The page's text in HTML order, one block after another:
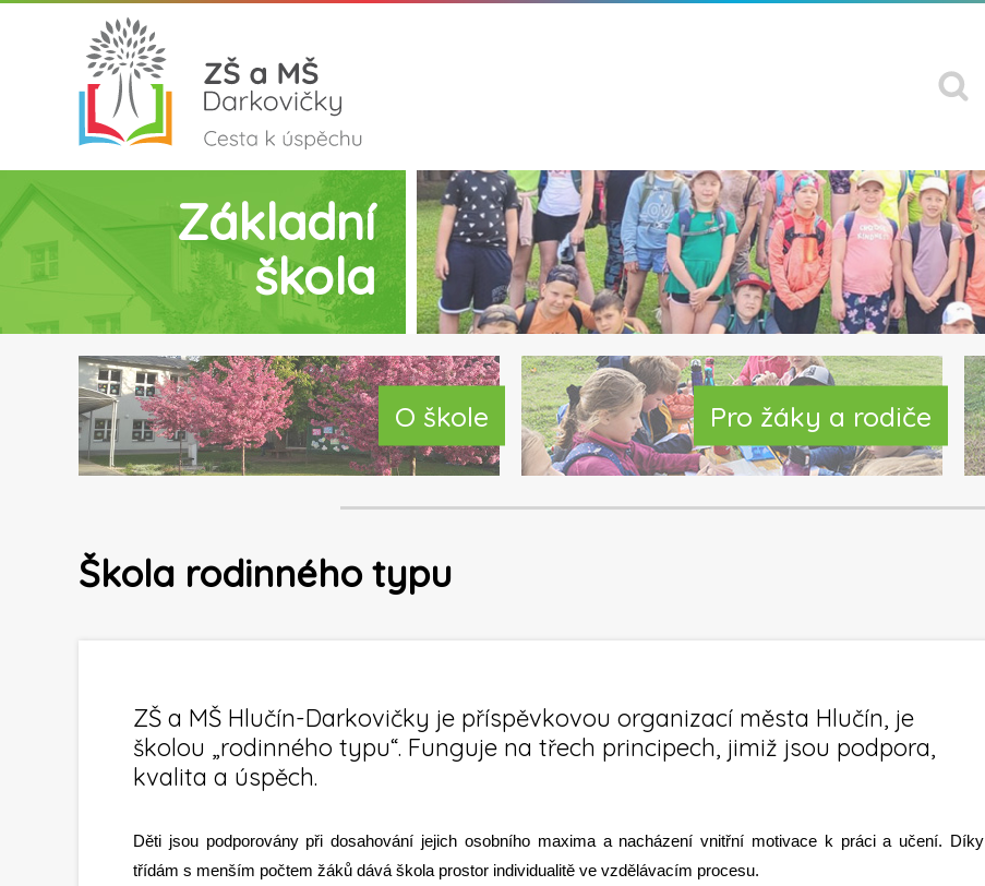
Základní
škola
O škole Pro žáky a rodiče
Škola rodinného typu
ZŠ a MŠ Hlučín-Darkovičky je příspěvkovou organizací města Hlučín, je
školou „rodinného typu“. Funguje na třech principech, jimiž jsou podpora,
kvalita a úspěch.
Děti jsou podporovány při dosahování jejich osobního maxima a nacházení vnitřní motivace k práci a učení. Díky
třídám s menším počtem žáků dává škola prostor individualitě ve vzdělávacím procesu.